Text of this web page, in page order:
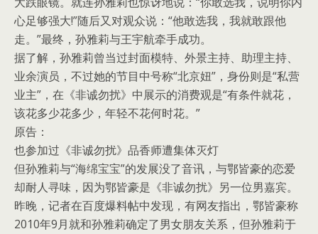
心足够强大!”随后又对观众说：“他敢选我，我就敢跟他
走。”最终，孙雅莉与王宇航牵手成功。
据了解，孙雅莉曾当过封面模特、外景主持、助理主持、
业余演员，不过她的节目中号称“北京妞”，身份则是“私营
业主”，在《非诚勿扰》中展示的消费观是“有条件就花，
该花多少花多少，年轻不花何时花。”
原告：
也参加过《非诚勿扰》品香师遭集体灭灯
但孙雅莉与“海绵宝宝”的发展没了音讯，与鄂皆豪的恋爱
却耐人寻味，因为鄂皆豪是《非诚勿扰》另一位男嘉宾。
昨晚，记者在百度爆料帖中发现，有网友指出，鄂皆豪称
2010年9月就和孙雅莉确定了男女朋友关系，但孙雅莉于